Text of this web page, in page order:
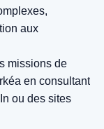
aux
missions de
en consultant
ou des sites